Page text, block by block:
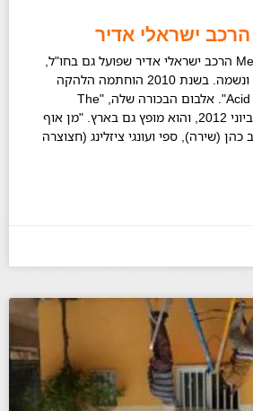
ישראלי אדיר
Men of North Country הרכב ישראלי אדיר שפועל גם בחו"ל,
מוזיקה עם הרבה גרוב ונשמה. בשנת 2010 הוחתמה הלהקה
בלייבל הלונדוני "Acid Jazz". אלבום הבכורה שלה, "The
North", יצא באירופה ביוני 2012, והוא מופץ גם בארץ. "מן אוף
(שירה), ספי ועונגי ציזלינג (חצוצרה